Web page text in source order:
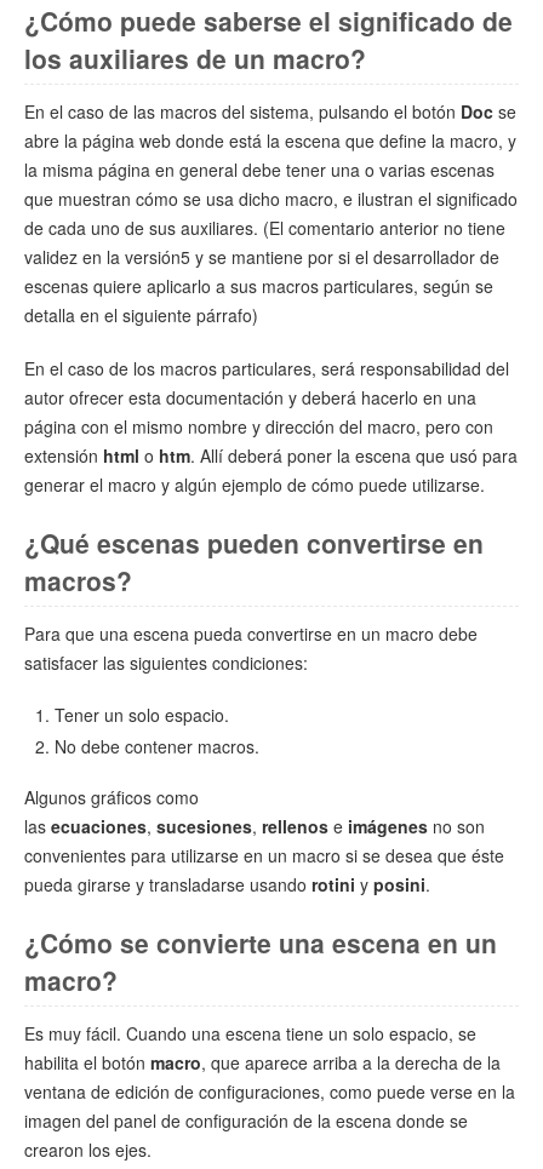
¿Cómo puede saberse el significado de
los auxiliares de un macro?
En el caso de las macros del sistema, pulsando el botón Doc se
abre la página web donde está la escena que define la macro, y
la misma página en general debe tener una o varias escenas
que muestran cómo se usa dicho macro, e ilustran el significado
de cada uno de sus auxiliares. (El comentario anterior no tiene
validez en la versión5 y se mantiene por si el desarrollador de
escenas quiere aplicarlo a sus macros particulares, según se
detalla en el siguiente párrafo)
En el caso de los macros particulares, será responsabilidad del
autor ofrecer esta documentación y deberá hacerlo en una
página con el mismo nombre y dirección del macro, pero con
extensión html o htm. Allí deberá poner la escena que usó para
generar el macro y algún ejemplo de cómo puede utilizarse.
¿Qué escenas pueden convertirse en
macros?
Para que una escena pueda convertirse en un macro debe
satisfacer las siguientes condiciones:
Tener un solo espacio.
No debe contener macros.
Algunos gráficos como
las ecuaciones, sucesiones, rellenos e imágenes no son
convenientes para utilizarse en un macro si se desea que éste
pueda girarse y transladarse usando rotini y posini.
¿Cómo se convierte una escena en un
macro?
Es muy fácil. Cuando una escena tiene un solo espacio, se
habilita el botón macro, que aparece arriba a la derecha de la
ventana de edición de configuraciones, como puede verse en la
imagen del panel de configuración de la escena donde se
crearon los ejes.